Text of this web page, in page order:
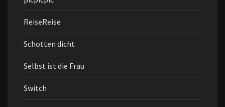
ReiseReise
Schotten dicht
Selbst ist die Frau
Switch